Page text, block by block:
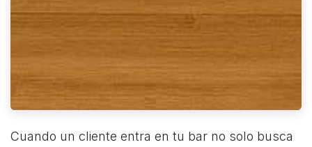
Cuando un cliente entra en tu bar no solo busca